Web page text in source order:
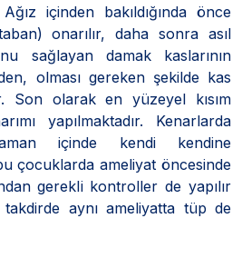
içinden bakıldığında önce
onarılır, daha sonra asıl
sağlayan damak kaslarının
olması gereken şekilde kas
Son olarak en yüzeyel kısım
yapılmaktadır. Kenarlarda
içinde kendi kendine
çocuklarda ameliyat öncesinde
gerekli kontroller de yapılır
aynı ameliyatta tüp de